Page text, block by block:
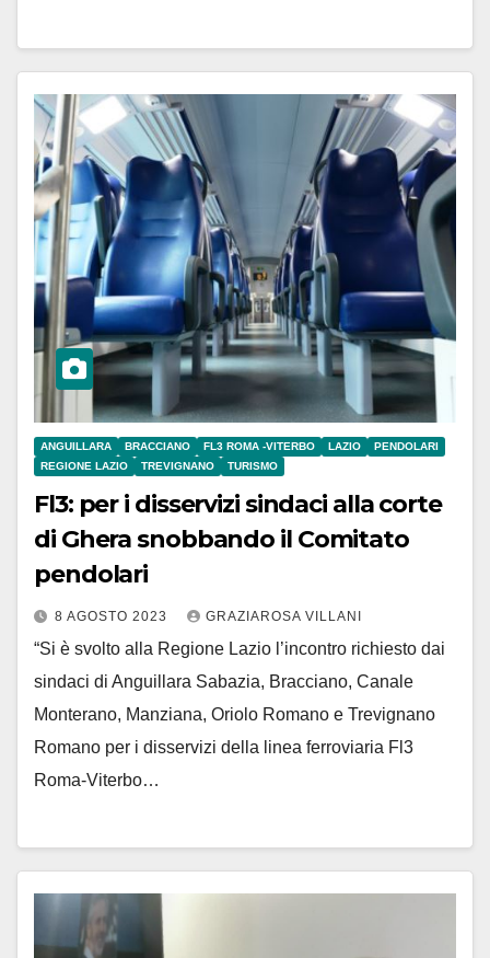
ANGUILLARA BRACCIANO FL3 ROMA -VITERBO LAZIO
PENDOLARI
REGIONE LAZIO
TREVIGNANO TURISMO
Fl3: per i disservizi sindaci alla corte
di Ghera snobbando il Comitato
pendolari
8 AGOSTO 2023 GRAZIAROSA VILLANI
“Si è svolto alla Regione Lazio l’incontro richiesto dai
sindaci di Anguillara Sabazia, Bracciano, Canale
Monterano, Manziana, Oriolo Romano e Trevignano
Romano per i disservizi della linea ferroviaria Fl3
Roma-Viterbo…